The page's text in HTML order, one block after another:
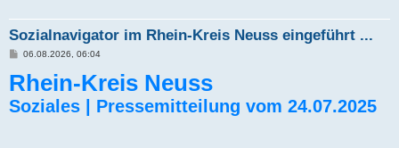
Sozialnavigator im Rhein-Kreis Neuss eingeführt ...
B
i
t
a
06.08.2026, 06:04
Rhein-Kreis Neuss
Soziales | Pressemitteilung vom 24.07.2025